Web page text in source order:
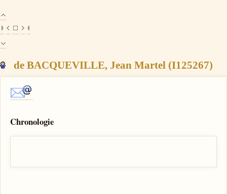
de BACQUEVILLE, Jean Martel (I125267)
Chronologie